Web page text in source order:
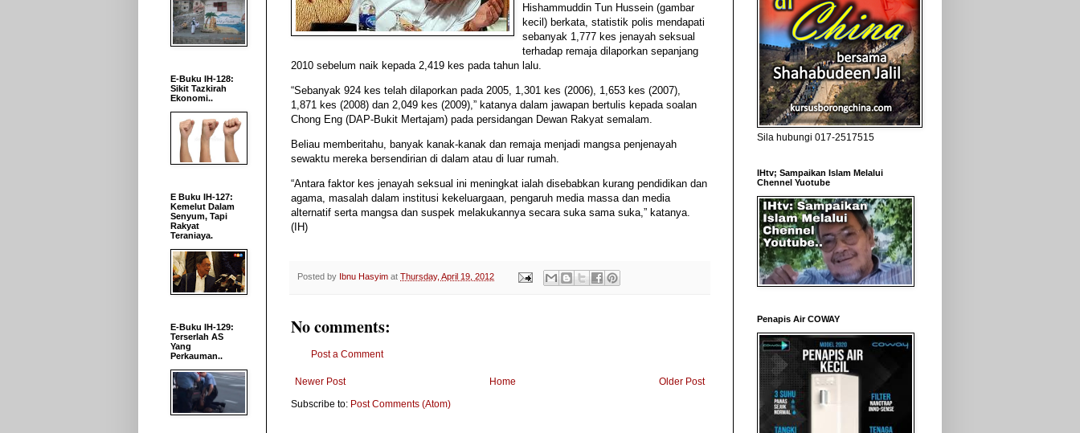
Hishammuddin Tun Hussein (gambar
kecil) berkata, statistik polis mendapati
sebanyak 1,777 kes jenayah seksual
terhadap remaja dilaporkan sepanjang
2010 sebelum naik kepada 2,419 kes pada tahun lalu.
“Sebanyak 924 kes telah dilaporkan pada 2005, 1,301 kes (2006), 1,653 kes (2007),
1,871 kes (2008) dan 2,049 kes (2009),” katanya dalam jawapan bertulis kepada soalan
Chong Eng (DAP-Bukit Mertajam) pada persidangan Dewan Rakyat semalam.
Beliau memberitahu, banyak kanak-kanak dan remaja menjadi mangsa penjenayah
sewaktu mereka bersendirian di dalam atau di luar rumah.
“Antara faktor kes jenayah seksual ini meningkat ialah disebabkan kurang pendidikan dan
agama, masalah dalam institusi kekeluargaan, pengaruh media massa dan media
alternatif serta mangsa dan suspek melakukannya secara suka sama suka,” katanya.
(IH)
Posted by Ibnu Hasyim at Thursday, April 19, 2012
No comments:
Post a Comment
Newer Post Older Post
Home
Subscribe to: Post Comments (Atom)
E-Buku IH-128:
Sikit Tazkirah
Ekonomi..
E Buku IH-127:
Kemelut Dalam
Senyum, Tapi
Rakyat
Teraniaya.
E-Buku IH-129:
Terserlah AS
Yang
Perkauman..
Sila hubungi 017-2517515
IHtv; Sampaikan Islam Melalui
Chennel Yuotube
Penapis Air COWAY